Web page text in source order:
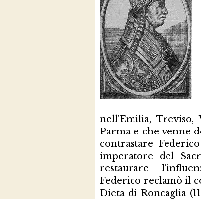
nell'Emilia, Treviso,
Parma e che venne
contrastare
imperatore del
restaurare
Federico reclamò il
Dieta di Roncaglia